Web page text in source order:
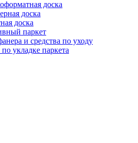
доска
доска
доска
паркет
и средства по уходу
укладке паркета